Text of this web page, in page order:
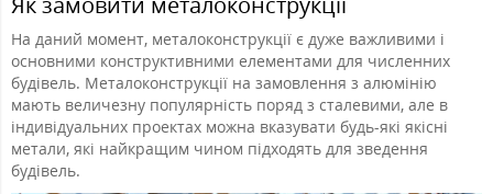
На даний момент, металоконструкції є дуже важливими і
основними конструктивними елементами для численних
будівель. Металоконструкції на замовлення з алюмінію
мають величезну популярність поряд з сталевими, але в
індивідуальних проектах можна вказувати будь-які якісні
метали, які найкращим чином підходять для зведення
будівель.